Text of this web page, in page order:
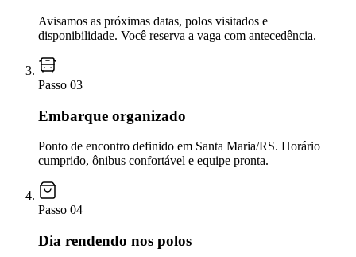
Avisamos as próximas datas, polos visitados e
disponibilidade. Você reserva a vaga com antecedência.
Passo 03
Embarque organizado
Ponto de encontro definido em Santa Maria/RS. Horário
cumprido, ônibus confortável e equipe pronta.
Passo 04
Dia rendendo nos polos